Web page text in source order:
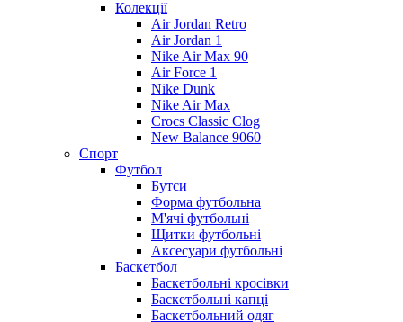
Колекції
Air Jordan Retro
Air Jordan 1
Nike Air Max 90
Air Force 1
Nike Dunk
Nike Air Max
Crocs Classic Clog
New Balance 9060
Спорт
Футбол
Бутси
Форма футбольна
М'ячі футбольні
Щитки футбольні
Аксесуари футбольні
Баскетбол
Баскетбольні кросівки
Баскетбольні капці
Баскетбольний одяг